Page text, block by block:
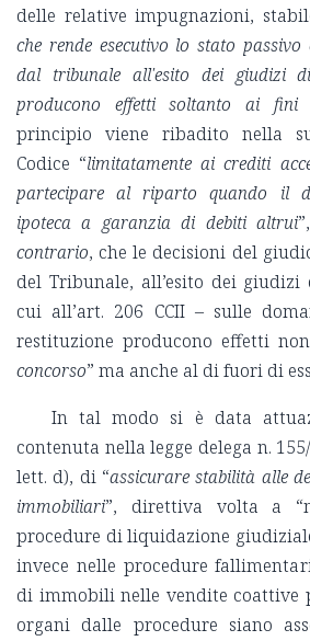
delle relative impugnazioni,
che rende esecutivo lo stato passivo
dal tribunale all'esito dei giudizi
producono effetti soltanto ai fini
principio viene ribadito nella
Codice “limitatamente ai crediti
partecipare al riparto quando il
ipoteca a garanzia di debiti altrui
contrario, che le decisioni del
del Tribunale, all’esito dei
cui all’art. 206 CCII – sulle
restituzione producono effetti
concorso” ma anche al di fuori di
In tal modo si è data
contenuta nella legge delega n.
lett. d), di “assicurare stabilità alle
immobiliari”, direttiva volta a
procedure di liquidazione
invece nelle procedure
di immobili nelle vendite coattive
organi dalle procedure siano